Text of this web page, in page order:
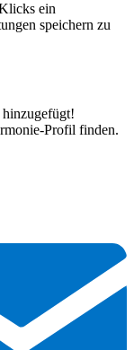
ein
speichern zu
Profil finden.